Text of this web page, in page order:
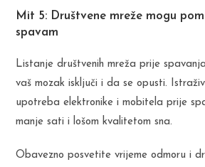
Mit 5: Društvene mreže mogu
spavam
Listanje društvenih mreža prije
vaš mozak isključi i da se opusti.
upotreba elektronike i mobitela prije
manje sati i lošom kvalitetom sna.
Obavezno posvetite vrijeme odmoru i